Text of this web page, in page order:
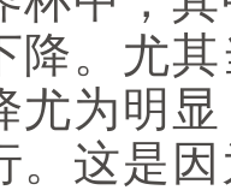
降。尤
尤为明
。这是